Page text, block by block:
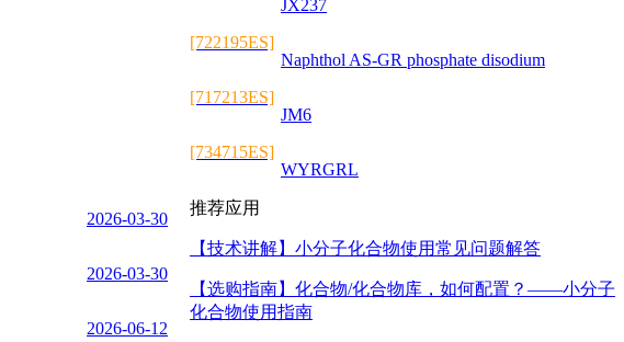
2026-03-30
2026-03-30
2026-06-12
JX237
[722195ES]
Naphthol AS-GR phosphate disodium
[717213ES]
JM6
[734715ES]
WYRGRL
推荐应用
【技术讲解】 小分子化合物使用常见问题解答
【选购指南】 化合物/化合物库，如何配置？——小分子
化合物使用指南